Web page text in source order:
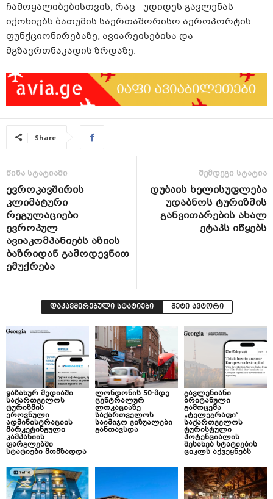
ჩამოყალიბებისთვის, რაც უდიდეს გავლენას
იქონიებს ბათუმის საერთაშორისო აეროპორტის
ფუნქციონირებაზე, ავიარეისებისა და
მგზავრთნაკადის ზრდაზე.
Share
წინა სტატიაში
ევროკავშირის
კლიმატური
რეგულაციები
ევროპულ
ავიაკომპანიებს აზიის
ბაზრიდან გამოდევნით
ემუქრება
შემდეგი სტატია
დუბაის ხელისუფლება
უდაბნოს ტურიზმის
განვითარების ახალ
ეტაპს იწყებს
დაკავშირებული სტატიები მეტი ავტორი
ყაზახურ მედიაში
საქართველოს
ტურიზმის
ეროვნული
ადმინისტრაციის
მარკეტინგული
კამპანიის
ფარგლებში
სტატიები მომზადდა
ლონდონის 50-მდე
ცენტრალურ
ლოკაციაზე
საქართველოს
საიმიჯო ვიზუალები
განთავსდა
გავლენიანი
ბრიტანული
გამოცემა
„ტელეგრაფი“
საქართველოს
ტურისტული
პოტენციალის
შესახებ სტატიების
ციკლს აქვეყნებს